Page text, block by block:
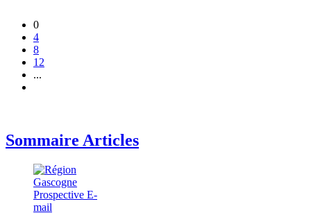
0
4
8
12
...
Sommaire Articles